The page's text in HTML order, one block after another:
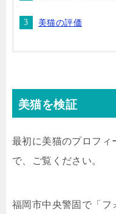
美猫の評価
美猫を検証
最初に美猫のプロフィ
で、ご覧ください。
福岡市中央警固で「